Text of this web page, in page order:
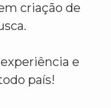
criação de
e
país!